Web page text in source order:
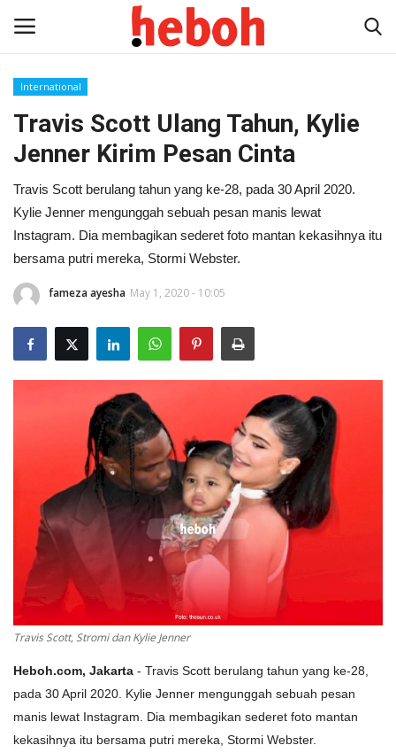
Home
Entertainment
Lifestyle
Video
News
International
Travis Scott Ulang Tahun, Kylie
Jenner Kirim Pesan Cinta
Travis Scott berulang tahun yang ke-28, pada 30 April 2020.
Kylie Jenner mengunggah sebuah pesan manis lewat
Instagram. Dia membagikan sederet foto mantan kekasihnya itu
bersama putri mereka, Stormi Webster.
fameza ayesha May 1, 2020 - 10:05
Travis Scott, Stromi dan Kylie Jenner
Heboh.com, Jakarta - Travis Scott berulang tahun yang ke-28,
pada 30 April 2020. Kylie Jenner mengunggah sebuah pesan
manis lewat Instagram. Dia membagikan sederet foto mantan
kekasihnya itu bersama putri mereka, Stormi Webster.